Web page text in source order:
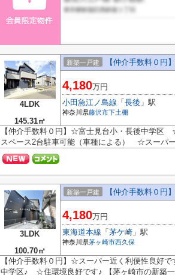
4LDK
145.31㎡
新築一戸建 【仲介手数料０
4,180万円
小田急江ノ島線 「 長後 」駅
神奈川県藤沢市下土棚
【仲介手数料０円】☆富士見台小・長後中学
スペース2台駐車可能（車種による） ☆スーパ
3LDK
100.70㎡
新築一戸建 【仲介手数料０
4,180万円
東海道本線 「 茅ケ崎 」駅
神奈川県茅ヶ崎市西久保
【仲介手数料０円】☆スーパー近く利便性良
中学区♪ ☆住環境良好です♪ 【茅ヶ崎市の新築